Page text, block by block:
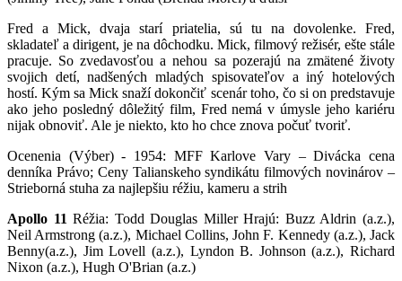
Fred a Mick, dvaja starí priatelia, sú tu na dovolenke. Fred,
skladateľ a dirigent, je na dôchodku. Mick, filmový režisér, ešte stále
pracuje. So zvedavosťou a nehou sa pozerajú na zmätené životy
svojich detí, nadšených mladých spisovateľov a iný hotelových
hostí. Kým sa Mick snaží dokončiť scenár toho, čo si on predstavuje
ako jeho posledný dôležitý film, Fred nemá v úmysle jeho kariéru
nijak obnoviť. Ale je niekto, kto ho chce znova počuť tvoriť.
Ocenenia (Výber) - 1954: MFF Karlove Vary – Divácka cena
denníka Právo; Ceny Talianskeho syndikátu filmových novinárov –
Strieborná stuha za najlepšiu réžiu, kameru a strih
Apollo 11 Réžia: Todd Douglas Miller Hrajú: Buzz Aldrin (a.z.),
Neil Armstrong (a.z.), Michael Collins, John F. Kennedy (a.z.), Jack
Benny(a.z.), Jim Lovell (a.z.), Lyndon B. Johnson (a.z.), Richard
Nixon (a.z.), Hugh O'Brian (a.z.)